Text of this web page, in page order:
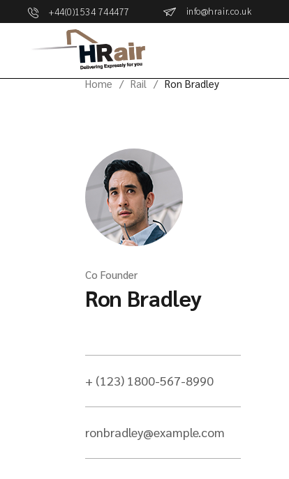
+44(0)1534 744477 info@hrair.co.uk
Home Rail Ron Bradley
Co Founder
Ron Bradley
+ (123) 1800-567-8990
ronbradley@example.com